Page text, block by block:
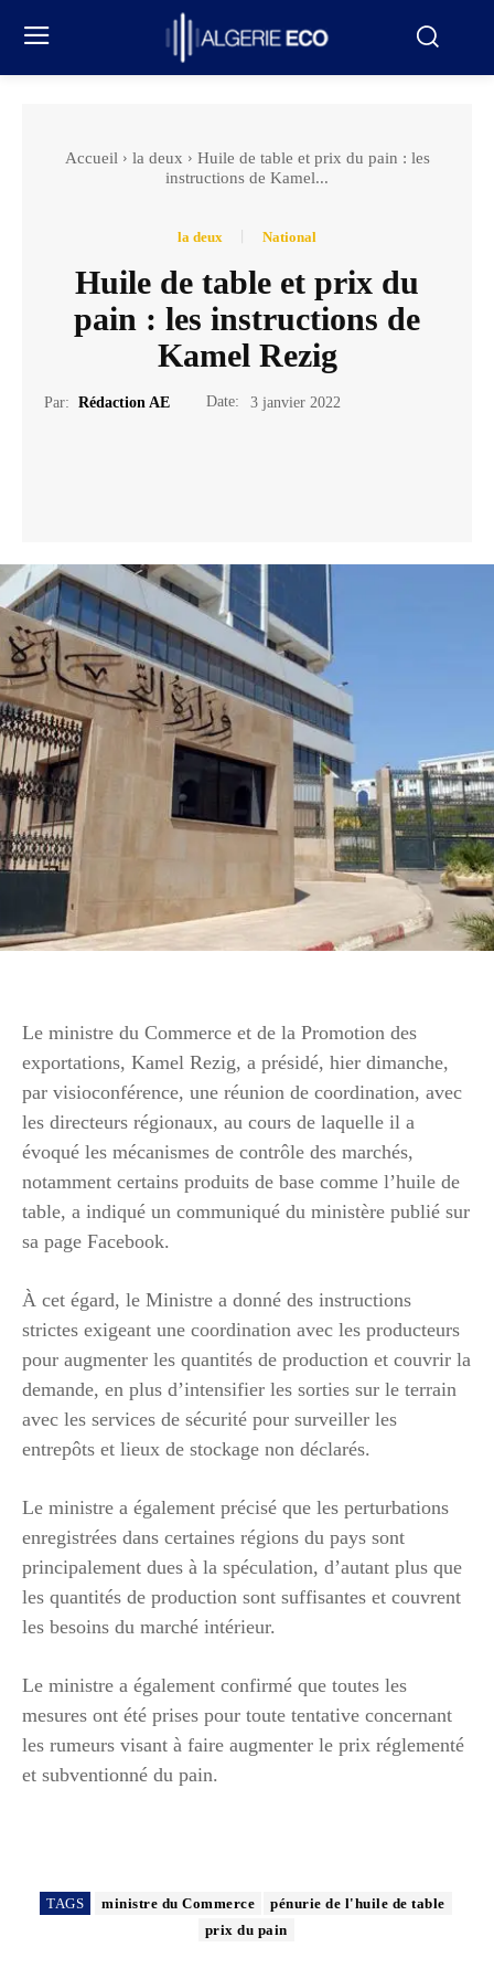
Accueil la deux
Huile de table et prix du pain : les
instructions de Kamel...
la deux National
Huile de table et prix du
pain : les instructions de
Kamel Rezig
Par: Rédaction AE Date: 3 janvier 2022
Le ministre du Commerce et de la Promotion des
exportations, Kamel Rezig, a présidé, hier dimanche,
par visioconférence, une réunion de coordination, avec
les directeurs régionaux, au cours de laquelle il a
évoqué les mécanismes de contrôle des marchés,
notamment certains produits de base comme l’huile de
table, a indiqué un communiqué du ministère publié sur
sa page Facebook.
À cet égard, le Ministre a donné des instructions
strictes exigeant une coordination avec les producteurs
pour augmenter les quantités de production et couvrir la
demande, en plus d’intensifier les sorties sur le terrain
avec les services de sécurité pour surveiller les
entrepôts et lieux de stockage non déclarés.
Le ministre a également précisé que les perturbations
enregistrées dans certaines régions du pays sont
principalement dues à la spéculation, d’autant plus que
les quantités de production sont suffisantes et couvrent
les besoins du marché intérieur.
Le ministre a également confirmé que toutes les
mesures ont été prises pour toute tentative concernant
les rumeurs visant à faire augmenter le prix réglementé
et subventionné du pain.
TAGS ministre du Commerce
pénurie de l'huile de table
prix du pain